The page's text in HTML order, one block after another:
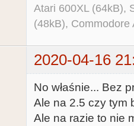
Atari 600XL (64kB),
(48kB),
2020-04-16
No właśnie... Bez
Ale na 2.5 czy tym
Ale na razie to nie